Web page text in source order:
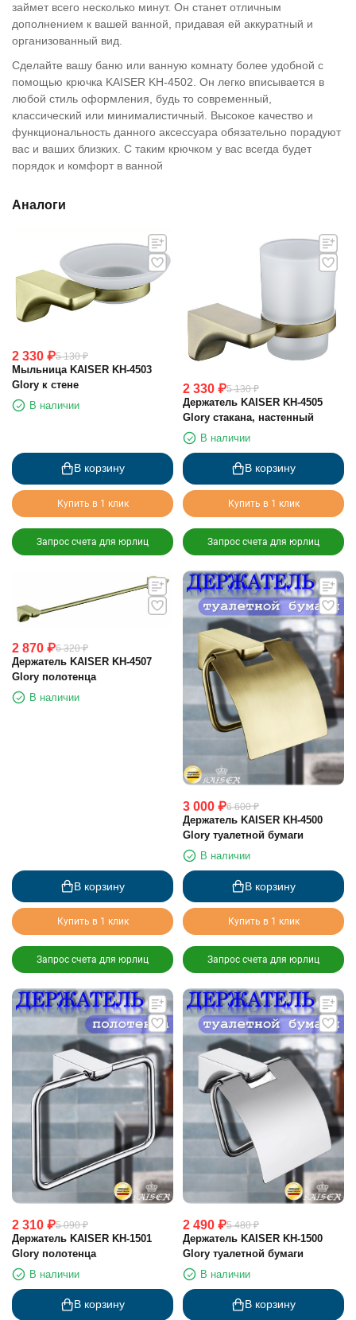
займет всего несколько минут. Он станет отличным
дополнением к вашей ванной, придавая ей аккуратный и
организованный вид.
Сделайте вашу баню или ванную комнату более удобной с
помощью крючка KAISER KH-4502. Он легко вписывается в
любой стиль оформления, будь то современный,
классический или минималистичный. Высокое качество и
функциональность данного аксессуара обязательно порадуют
вас и ваших близких. С таким крючком у вас всегда будет
порядок и комфорт в ванной
Аналоги
2 330 ₽5 130 ₽
Мыльница KAISER KH-4503
Glory к стене
В наличии
В корзину
Купить в 1 клик
Запрос счета для юрлиц
2 330 ₽5 130 ₽
Держатель KAISER KH-4505
Glory стакана, настенный
В наличии
В корзину
Купить в 1 клик
Запрос счета для юрлиц
2 870 ₽6 320 ₽
Держатель KAISER KH-4507
Glory полотенца
В наличии
В корзину
Купить в 1 клик
Запрос счета для юрлиц
3 000 ₽6 600 ₽
Держатель KAISER KH-4500
Glory туалетной бумаги
В наличии
В корзину
Купить в 1 клик
Запрос счета для юрлиц
2 310 ₽5 090 ₽
Держатель KAISER KH-1501
Glory полотенца
В наличии
В корзину
2 490 ₽5 480 ₽
Держатель KAISER KH-1500
Glory туалетной бумаги
В наличии
В корзину